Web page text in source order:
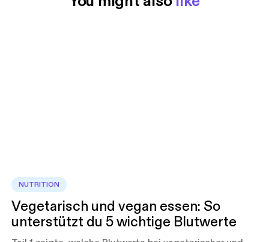
NUTRITION
Vegetarisch und vegan essen: So
unterstützt du 5 wichtige Blutwerte